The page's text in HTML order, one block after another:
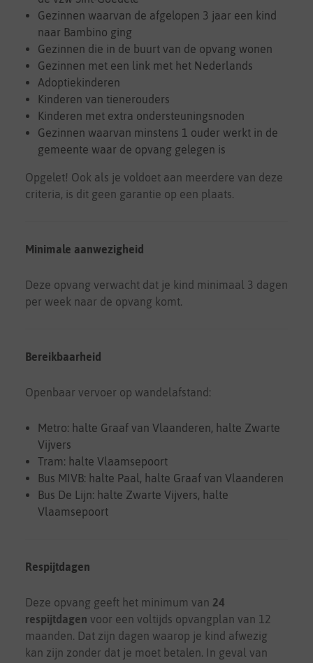
Gezinnen waarvan de afgelopen 3 jaar een kind
naar Bambino ging
Gezinnen die in de buurt van de opvang wonen
Gezinnen met een link met het Nederlands
Adoptiekinderen
Kinderen van tienerouders
Kinderen met extra ondersteuningsnoden
Gezinnen waarvan minstens 1 ouder werkt in de
gemeente waar de opvang gelegen is
Opgelet! Ook als je voldoet aan meerdere van deze
criteria, is dit geen garantie op een plaats.
Minimale aanwezigheid
Deze opvang verwacht dat je kind minimaal 3 dagen
per week naar de opvang komt.
Bereikbaarheid
Openbaar vervoer op wandelafstand:
Metro: halte Graaf van Vlaanderen, halte Zwarte
Vijvers
Tram: halte Vlaamsepoort
Bus MIVB: halte Paal, halte Graaf van Vlaanderen
Bus De Lijn: halte Zwarte Vijvers, halte
Vlaamsepoort
Respijtdagen
Deze opvang geeft het minimum van 24
respijtdagen voor een voltijds opvangplan van 12
maanden. Dat zijn dagen waarop je kind afwezig
kan zijn zonder dat je moet betalen. In geval van